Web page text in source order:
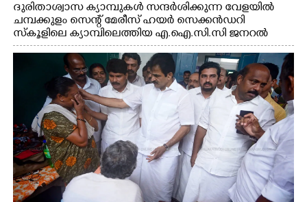
ദുരിതാശ്വാസ ക്യാമ്പുകൾ സന്ദർശിക്കുന്ന വേളയിൽ
ചമ്പക്കുളം സെന്റ് മേരീസ് ഹയർ സെക്കൻഡറി
സ്കൂളിലെ ക്യാമ്പിലെത്തിയ എ.ഐ.സി.സി ജനറൽ
സെക്രട്ടറി കെ.സി വേണുഗോപാൽ എം.പി കുരുന്നിനെ
എടുത്ത് ലാളിച്ചപ്പോൾ. സഹകരണ-എക്സൈസ്
വകുപ്പ് മന്ത്രി എം. ലിജു, കൃഷിവകുപ്പ് മന്ത്രി ടി. സിദ്ദിഖ്,
റെജി ചെറിയാൻ എം. എൽ. എ എന്നിവർ സമീപം